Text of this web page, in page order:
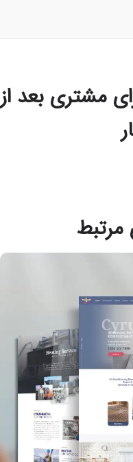
مشتری بعد از